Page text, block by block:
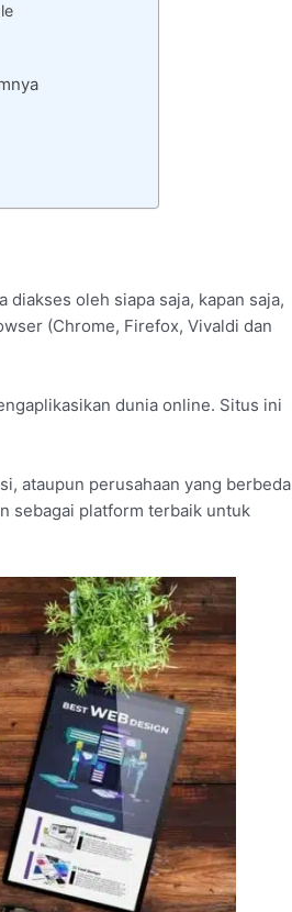
oleh siapa saja, kapan saja,
(Chrome, Firefox, Vivaldi dan
dunia online. Situs ini
ataupun perusahaan yang berbeda
sebagai platform terbaik untuk